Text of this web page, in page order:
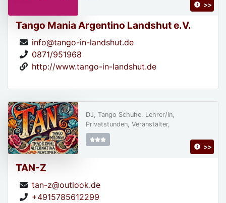
Tango Mania Argentino Landshut e.V.
info@tango-in-landshut.de
0871/951968
http://www.tango-in-landshut.de
>>
TAN-Z
tan-z@outlook.de
+4915785612299
DJ, Tango Schuhe, Lehrer/in,
Privatstunden, Veranstalter,
>>